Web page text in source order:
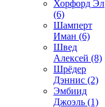
Хорфорд Эл
(6)
Шамперт
Иман (6)
Швед
Алексей (8)
Шрёдер
Дэннис (2)
Эмбиид
Джоэль (1)